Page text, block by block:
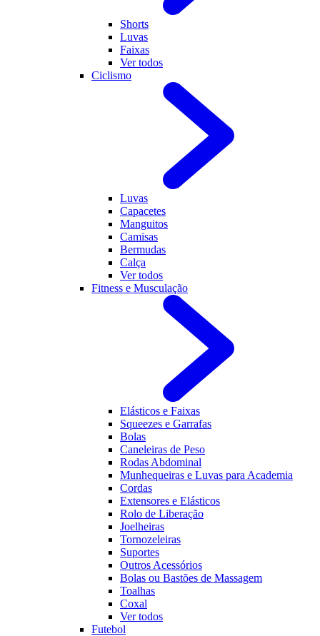
Shorts
Luvas
Faixas
Ver todos
Ciclismo
Luvas
Capacetes
Manguitos
Camisas
Bermudas
Calça
Ver todos
Fitness e Musculação
Elásticos e Faixas
Squeezes e Garrafas
Bolas
Caneleiras de Peso
Rodas Abdominal
Munhequeiras e Luvas para Academia
Cordas
Extensores e Elásticos
Rolo de Liberação
Joelheiras
Tornozeleiras
Suportes
Outros Acessórios
Bolas ou Bastões de Massagem
Toalhas
Coxal
Ver todos
Futebol